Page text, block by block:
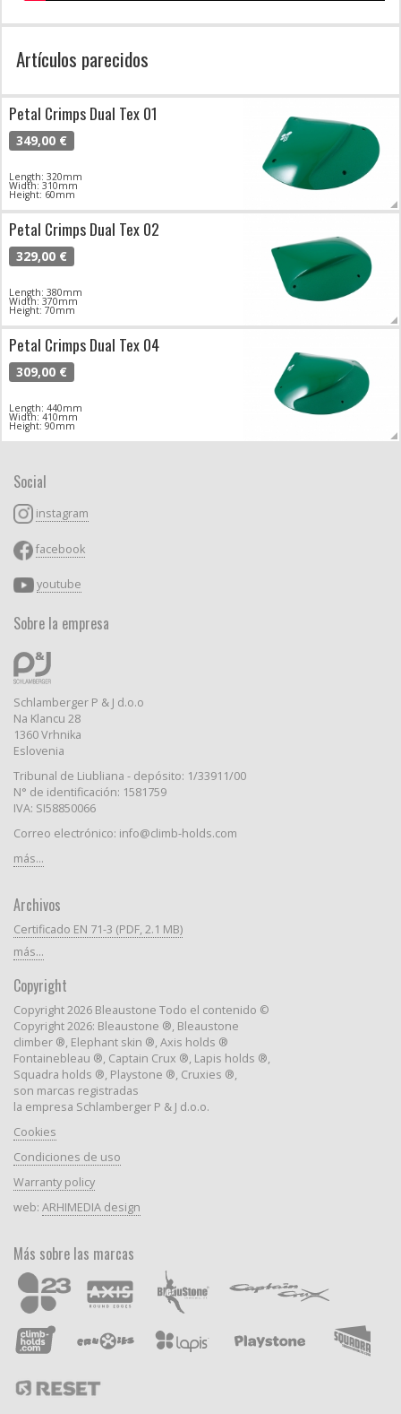
Artículos parecidos
Petal Crimps Dual Tex 01
349,00 €
Length: 320mm
Width: 310mm
Height: 60mm
Petal Crimps Dual Tex 02
329,00 €
Length: 380mm
Width: 370mm
Height: 70mm
Petal Crimps Dual Tex 04
309,00 €
Length: 440mm
Width: 410mm
Height: 90mm
Social
instagram
facebook
youtube
Sobre la empresa
Schlamberger P & J d.o.o
Na Klancu 28
1360 Vrhnika
Eslovenia
Tribunal de Liubliana - depósito: 1/33911/00
N° de identificación: 1581759
IVA: SI58850066
Correo electrónico: info@climb-holds.com
más...
Archivos
Certificado EN 71-3 (PDF, 2.1 MB)
más...
Copyright
Copyright 2026 Bleaustone Todo el contenido ©
Copyright 2026: Bleaustone ®, Bleaustone
climber ®, Elephant skin ®, Axis holds ®
Fontainebleau ®, Captain Crux ®, Lapis holds ®,
Squadra holds ®, Playstone ®, Cruxies ®,
son marcas registradas
la empresa Schlamberger P & J d.o.o.
Cookies
Condiciones de uso
Warranty policy
web: ARHIMEDIA design
Más sobre las marcas